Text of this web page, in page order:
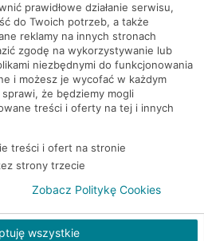
S.A. Wszelkie prawa zastrzeżone
prawidłowe działanie serwisu,
do Twoich potrzeb, a także
reklamy na innych stronach
zgodę na wykorzystywanie lub
niezbędnymi do funkcjonowania
i możesz je wycofać w każdym
że będziemy mogli
treści i oferty na tej i innych
treści i ofert na stronie
strony trzecie
wszystkie
Zobacz Politykę Cookies